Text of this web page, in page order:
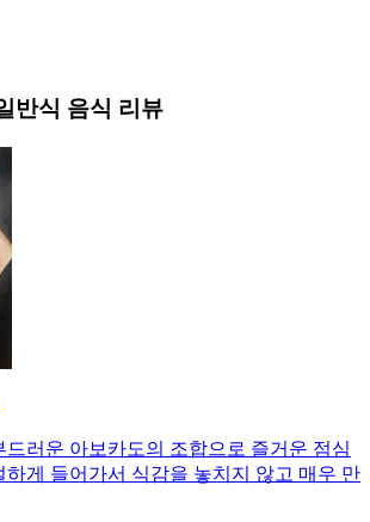
반식 음식 리뷰
드러운 아보카도의 조합으로 즐거운 점심
하게 들어가서 식감을 놓치지 않고 매우 만